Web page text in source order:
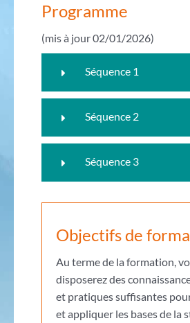
Programme
(mis à jour 02/01/2026)
Séquence 1
Séquence 2
Séquence 3
Objectifs de
Au terme de la formation,
disposerez des
et pratiques suffisantes
et appliquer les bases de la